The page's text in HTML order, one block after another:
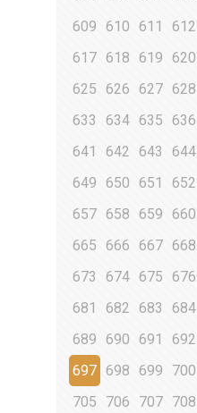
609
610 611 612
617 618 619 620
625
626 627 628
633
634 635 636
641
642 643 644
649
650 651 652
657 658 659 660
665
666 667 668
673
674 675 676
681
682 683 684
689
690 691 692
697 698 699 700
705
706 707 708